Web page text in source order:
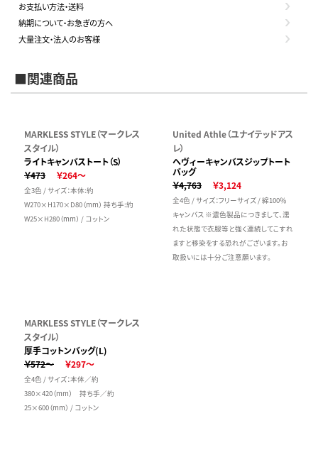
お支払い方法・送料
納期について・お急ぎの方へ
大量注文・法人のお客様
■関連商品
MARKLESS STYLE（マークレス
スタイル）
ライトキャンバストート（S）
￥473
￥264～
全3色 / サイズ：本体:約
W270×H170×D80（mm） 持ち手:約
W25×H280（mm） / コットン
United Athle（ユナイテッドアス
レ）
ヘヴィーキャンバスジップトート
バッグ
￥4,763
￥3,124
全4色 / サイズ：フリーサイズ / 綿100％
キャンバス ※濃色製品につきまして、濡
れた状態で衣服等と強く連続してこすれ
ますと移染をする恐れがございます。お
取扱いには十分ご注意願います。
MARKLESS STYLE（マークレス
スタイル）
厚手コットンバッグ(L)
￥572～
￥297～
全4色 / サイズ：本体／約
380×420（mm） 持ち手／約
25×600（mm） / コットン